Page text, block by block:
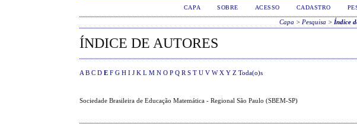
CAPA SOBRE ACESSO CADASTRO
Capa > Pesquisa > Índice
ÍNDICE DE AUTORES
A B C D E F G H I J K L M N O P Q R S T U V W X Y Z Toda(o)s
Sociedade Brasileira de Educação Matemática - Regional São Paulo (SBEM-SP)